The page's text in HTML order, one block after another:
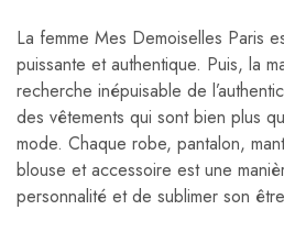
La femme Mes Demoiselles Paris
puissante et authentique. Puis, la
recherche inépuisable de
des vêtements qui sont bien plus
mode. Chaque robe, pantalon,
blouse et accessoire est une
personnalité et de sublimer son